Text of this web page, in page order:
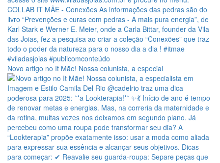
Novo artigo no It Mãe! Nossa colunista, a especial